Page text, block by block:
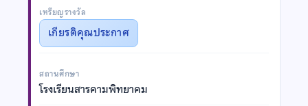
เหรียญรางวัล
เกียรติคุณประกาศ
สถานศึกษา
โรงเรียนสารคามพิทยาคม